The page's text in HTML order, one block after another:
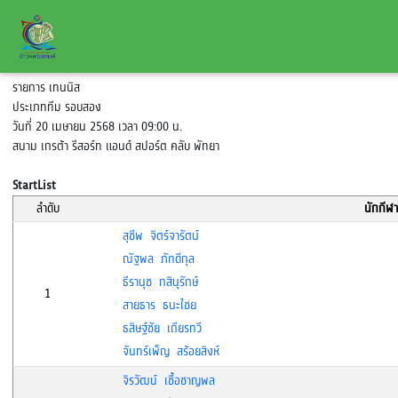
รายการ เทนนิส
ประเภททีม รอบสอง
วันที่ 20 เมษายน 2568 เวลา 09:00 น.
สนาม เกรต้า รีสอร์ท แอนด์ สปอร์ต คลับ พัทยา
StartList
ลำดับ
นักกีฬา
1
สุชีพ จิตร์จารัตน์
ณัฐพล ภักดีกุล
ธีรานุช กสินุรักษ์
สายธาร ธนะไชย
ธสิษฐ์ชัย เถียรทวี
จันทร์เพ็ญ สร้อยสิงห์
จิรวัฒน์ เชื้อชาญพล